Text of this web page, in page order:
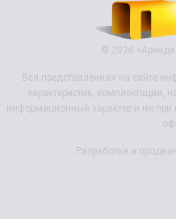
© 2026
Вся представленная на сайте
характеристик, комплектации,
информационный характер и ни при
Разработка и